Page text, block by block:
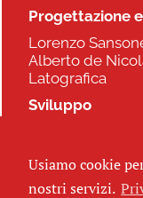
Progettazione
Lorenzo
Alberto de
Latografica
Sviluppo
Seguici
Usiamo cookie
nostri servizi.